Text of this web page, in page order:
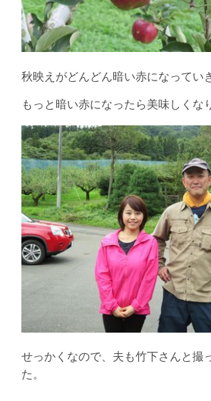
秋映えがどんどん暗い赤になってい
もっと暗い赤になったら美味しくな
せっかくなので、夫も竹下さんと撮
た。